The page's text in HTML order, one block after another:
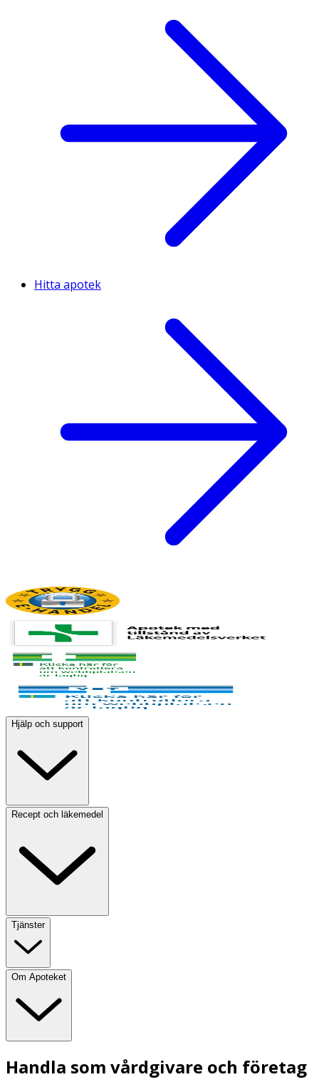
Hitta apotek
Hjälp och support
Recept och läkemedel
Tjänster
Om Apoteket
Handla som vårdgivare och företag